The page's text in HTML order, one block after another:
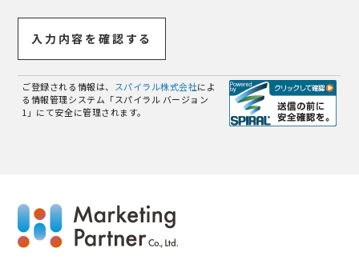
希望される場合には、合理的な範囲で速やかに対応いた
します。
これら開示等やお問合せにつきましては、下記までご連
絡ください。
マーケティングパートナー株式会社 個人情報管理責任者
個人情報保護方針について
ご登録される情報は、 スパイラル株式会社によ
る情報管理システム「スパイラル バージョン
1」にて安全に管理されます。